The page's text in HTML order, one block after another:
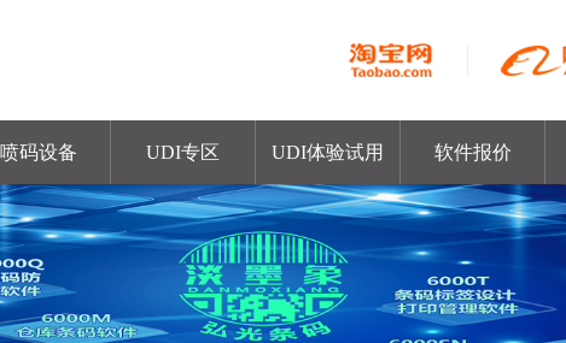
喷码设备 UDI专区 UDI体验试用 软件报价